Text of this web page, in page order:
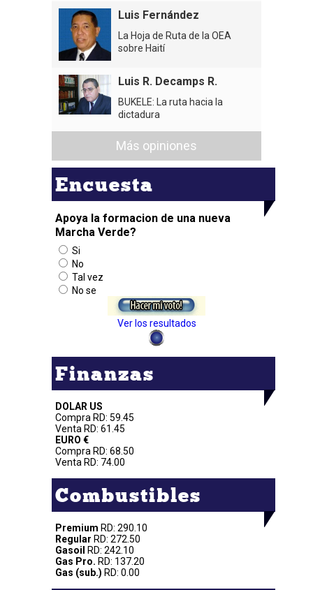
Luis Fernández
La Hoja de Ruta de la OEA
sobre Haití
Luis R. Decamps R.
BUKELE: La ruta hacia la
dictadura
Más opiniones
Encuesta
Apoya la formacion de una nueva
Marcha Verde?
Si
No
Tal vez
No se
Ver los resultados
Finanzas
DOLAR US
Compra RD: 59.45
Venta RD: 61.45
EURO €
Compra RD: 68.50
Venta RD: 74.00
Combustibles
Premium RD: 290.10
Regular RD: 272.50
Gasoil
RD: 242.10
Gas Pro. RD: 137.20
Gas (sub.) RD: 0.00